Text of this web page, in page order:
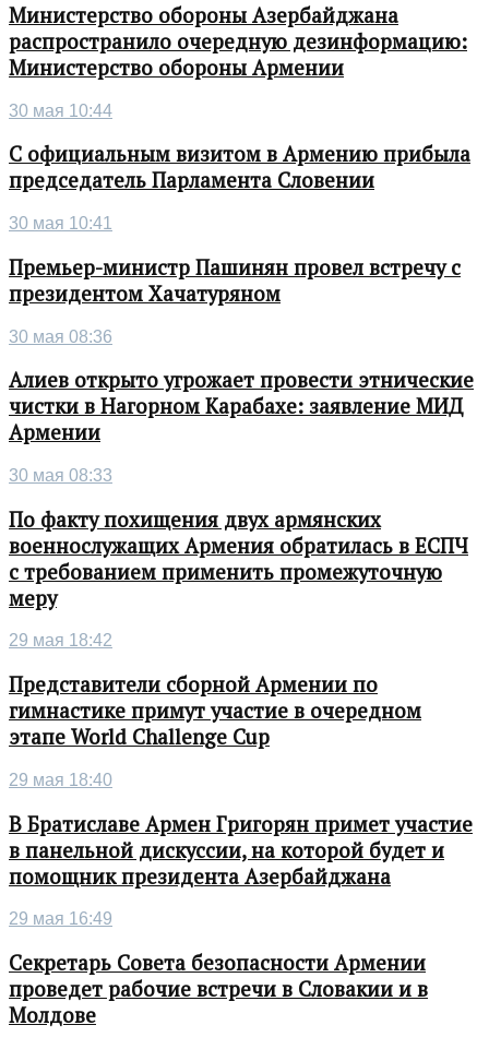
Министерство обороны Азербайджана
распространило очередную дезинформацию:
Министерство обороны Армении
30 мая 10:44
С официальным визитом в Армению прибыла
председатель Парламента Словении
30 мая 10:41
Премьер-министр Пашинян провел встречу с
президентом Хачатуряном
30 мая 08:36
Алиев открыто угрожает провести этнические
чистки в Нагорном Карабахе: заявление МИД
Армении
30 мая 08:33
По факту похищения двух армянских
военнослужащих Армения обратилась в ЕСПЧ
с требованием применить промежуточную
меру
29 мая 18:42
Представители сборной Армении по
гимнастике примут участие в очередном
этапе World Challenge Cup
29 мая 18:40
В Братиславе Армен Григорян примет участие
в панельной дискуссии, на которой будет и
помощник президента Азербайджана
29 мая 16:49
Секретарь Совета безопасности Армении
проведет рабочие встречи в Словакии и в
Молдове